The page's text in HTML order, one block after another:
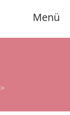
Menü
>